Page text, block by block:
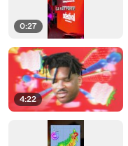
0:27
4:22